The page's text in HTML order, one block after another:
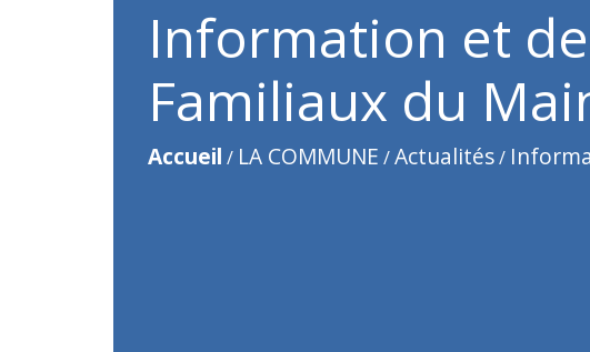
Information et
Familiaux du
Accueil / LA COMMUNE /Actualités/